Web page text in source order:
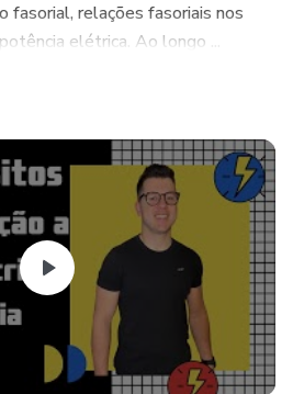
fasorial, relações fasoriais nos
elétrica. Ao longo ...